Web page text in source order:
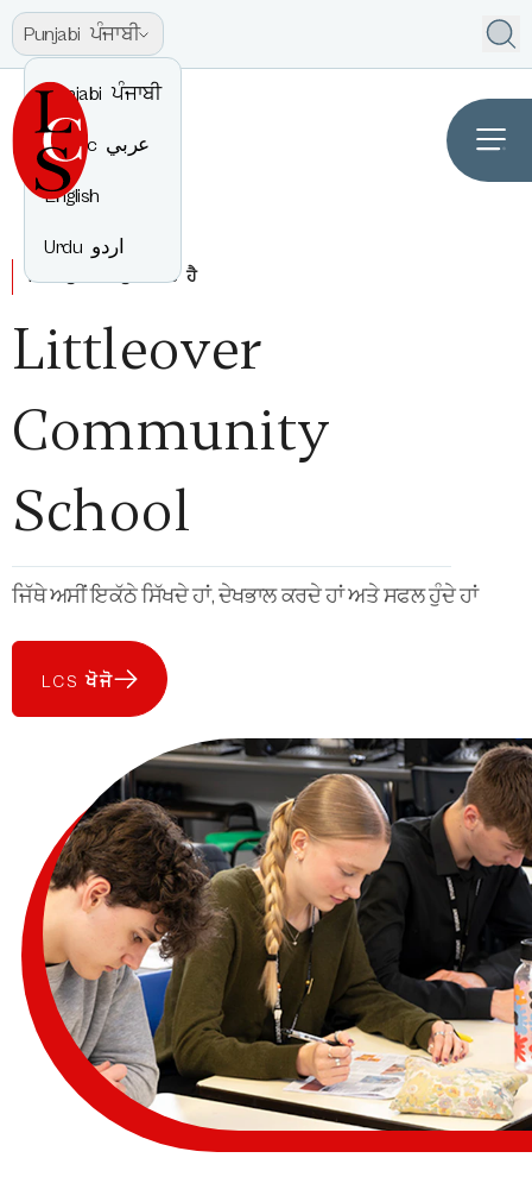
Punjabi ਪੰਜਾਬੀ
Punjabi ਪੰਜਾਬੀ
Arabic عربي
English
Urdu اردو
ਵਿੱਚ ਤੁਹਾਡਾ ਸੁਆਗਤ ਹੈ
Littleover
Community
School
ਜਿੱਥੇ ਅਸੀਂ ਇਕੱਠੇ ਸਿੱਖਦੇ ਹਾਂ, ਦੇਖਭਾਲ ਕਰਦੇ ਹਾਂ ਅਤੇ ਸਫਲ ਹੁੰਦੇ ਹਾਂ
LCS ਖੋਜੋ